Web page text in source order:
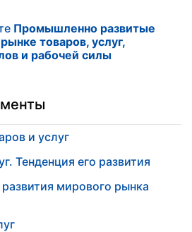
Промышленно развитые
товаров, услуг,
и рабочей силы
и услуг
Тенденция его развития
мирового рынка